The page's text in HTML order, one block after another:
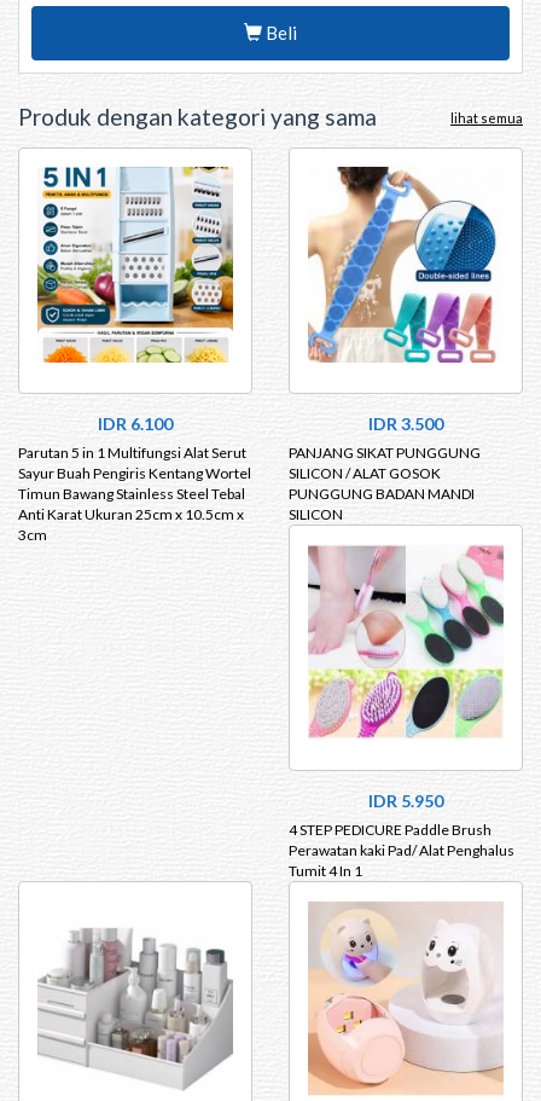
Beli
Produk dengan kategori yang sama lihat semua
IDR 6.100
Parutan 5 in 1 Multifungsi Alat Serut
Sayur Buah Pengiris Kentang Wortel
Timun Bawang Stainless Steel Tebal
Anti Karat Ukuran 25cm x 10.5cm x
3cm
IDR 3.500
PANJANG SIKAT PUNGGUNG
SILICON / ALAT GOSOK
PUNGGUNG BADAN MANDI
SILICON
IDR 5.950
4 STEP PEDICURE Paddle Brush
Perawatan kaki Pad/ Alat Penghalus
Tumit 4 In 1